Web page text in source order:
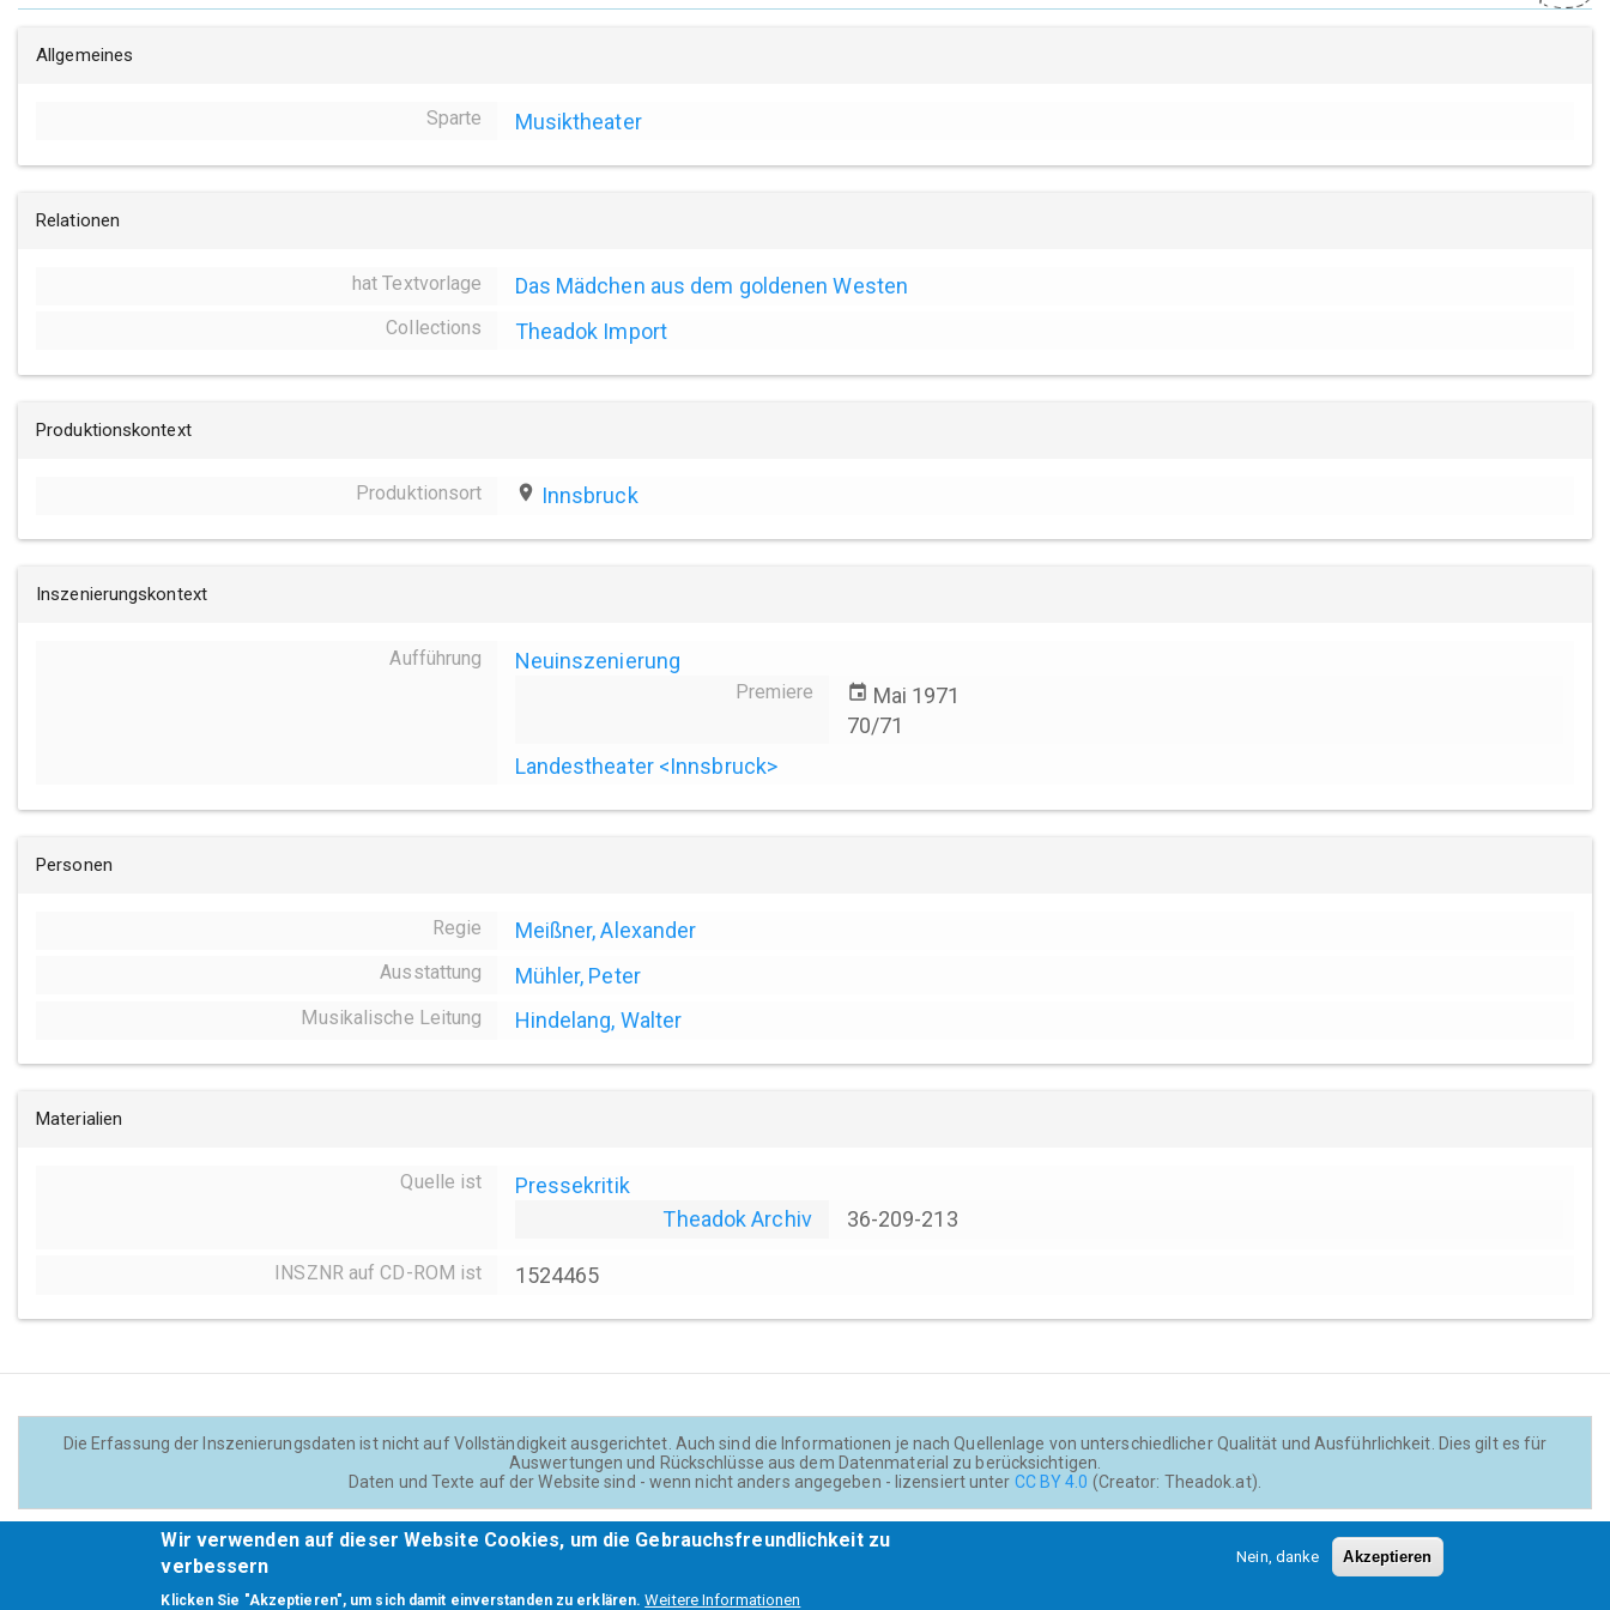
Allgemeines
Sparte Musiktheater
Relationen
hat Textvorlage Das Mädchen aus dem goldenen Westen
Collections Theadok Import
Produktionskontext
Produktionsort place Innsbruck
Inszenierungskontext
Aufführung Neuinszenierung
Premiere event Mai 1971
70/71
Landestheater <Innsbruck>
Personen
Regie Meißner, Alexander
Ausstattung Mühler, Peter
Musikalische Leitung Hindelang, Walter
Materialien
Quelle ist
Pressekritik
Theadok Archiv
36-209-213
INSZNR auf CD-ROM ist 1524465
Die Erfassung der Inszenierungsdaten ist nicht auf Vollständigkeit ausgerichtet. Auch sind die Informationen je nach Quellenlage von unterschiedlicher Qualität und Ausführlichkeit. Dies gilt es für
Auswertungen und Rückschlüsse aus dem Datenmaterial zu berücksichtigen.
Daten und Texte auf der Website sind - wenn nicht anders angegeben - lizensiert unter CC BY 4.0 (Creator: Theadok.at).
Footer Barrierefreiheit
Wir verwenden auf dieser Website Cookies, um die Gebrauchsfreundlichkeit zu
verbessern
Klicken Sie "Akzeptieren", um sich damit einverstanden zu erklären. Weitere Informationen
Nein, danke Akzeptieren